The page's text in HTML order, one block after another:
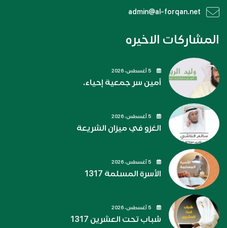
admin@al-forqan.net
المشاركات الاخيره
أمين سر جمعية إحياء.
الغزو في ميزان الشريعة
الأسرة المسلمة 1317
شباب تحت العشرين 1317